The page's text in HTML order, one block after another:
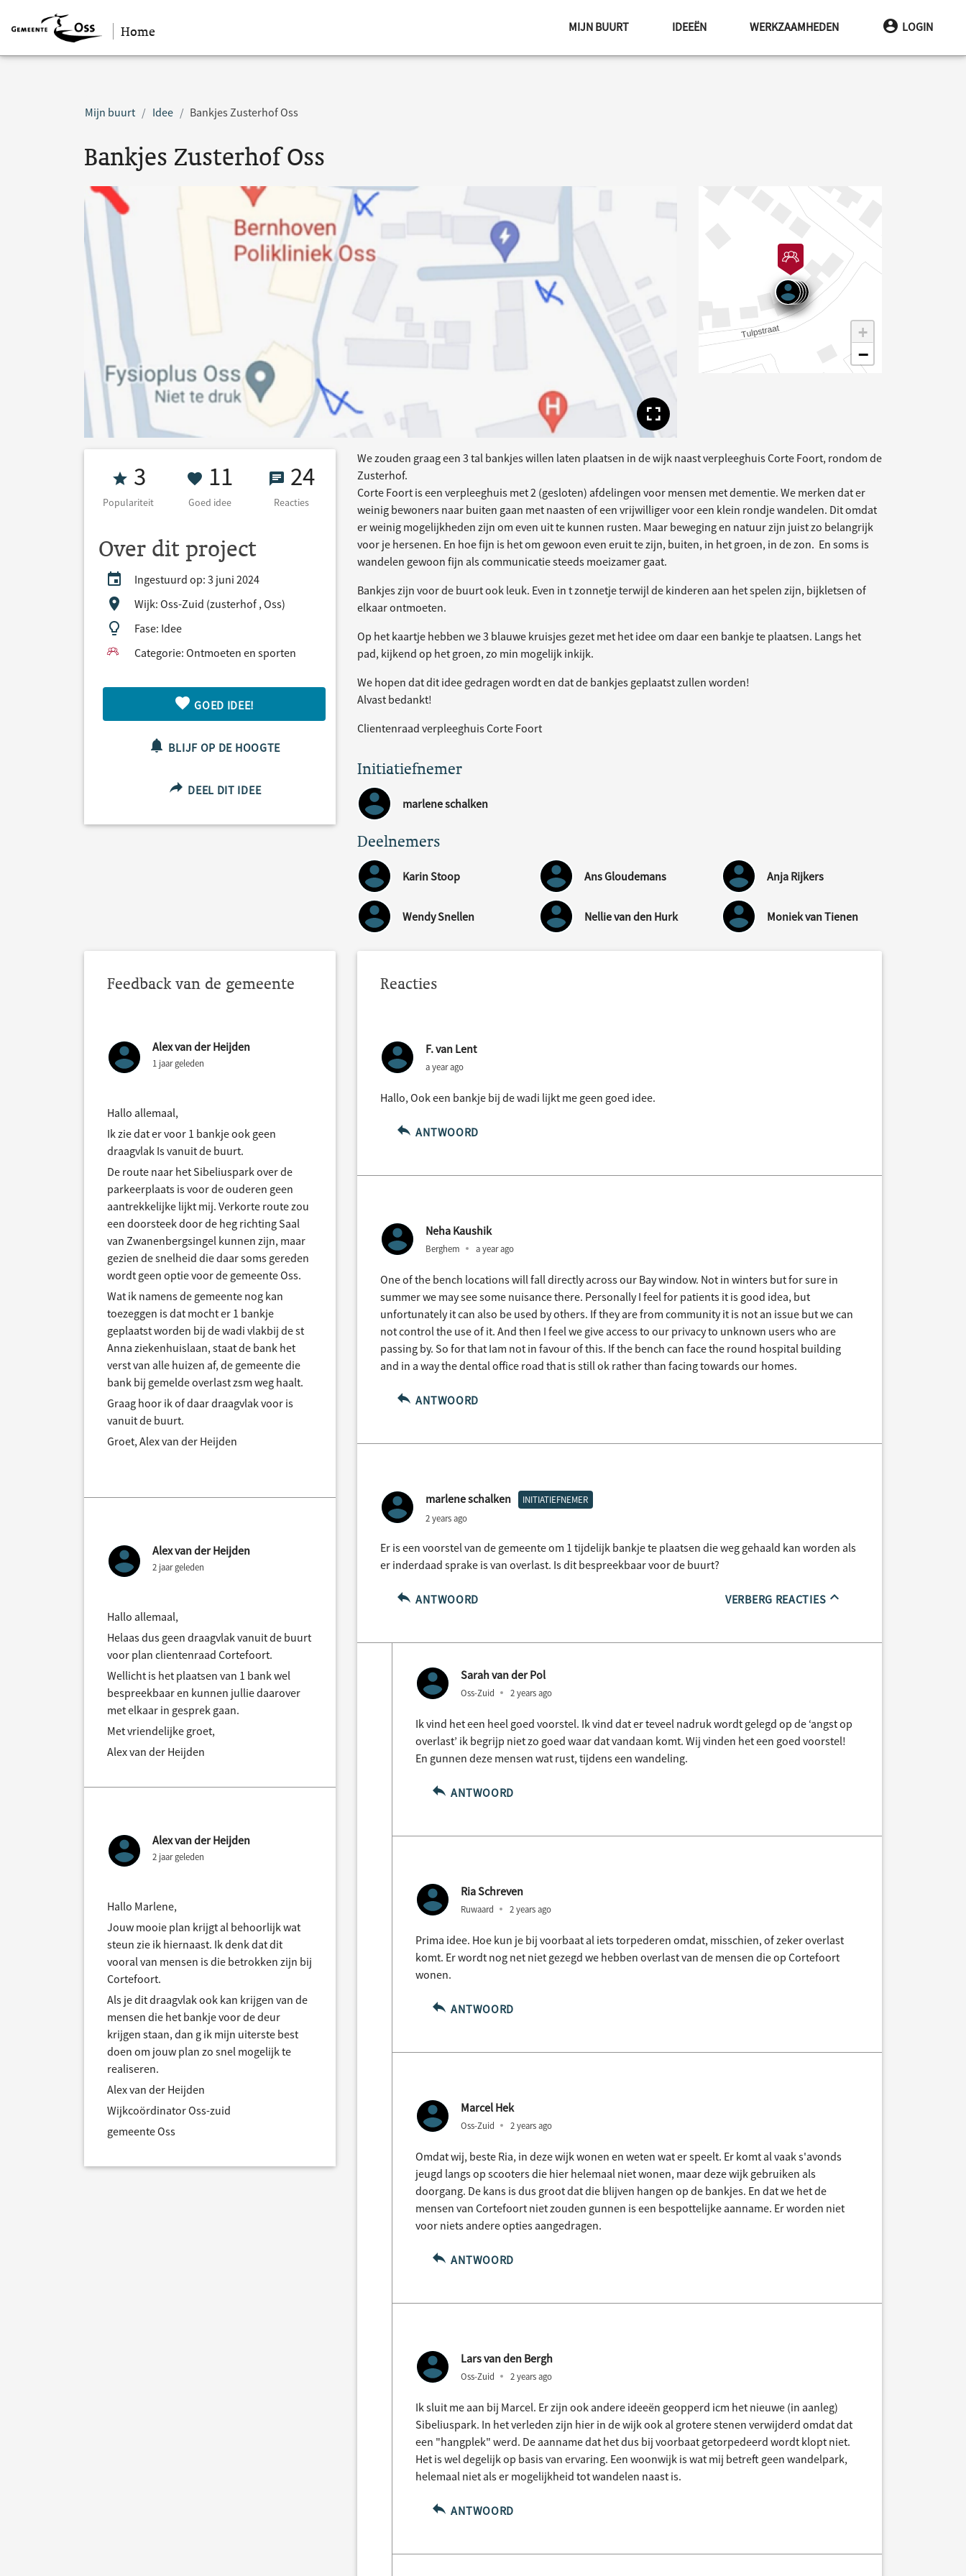
Sla navigatie over Home MIJN BUURT IDEEËN WERKZAAMHEDEN LOGIN
Mijn buurt Idee Bankjes Zusterhof Oss
Bankjes Zusterhof Oss
Toon volledige afbeelding
+
−
Populariteit 3
3
Populariteit
11 Goed idee
11
Goed idee
24 Reacties
24
Reacties
Over dit project
Ingestuurd op: 3 juni 2024
Wijk: Oss-Zuid (zusterhof , Oss)
Fase: Idee
Categorie: Ontmoeten en sporten
GOED IDEE!
BLIJF OP DE HOOGTE
DEEL DIT IDEE
We zouden graag een 3 tal bankjes willen laten plaatsen in de wijk naast verpleeghuis Corte Foort, rondom de
Zusterhof.
Corte Foort is een verpleeghuis met 2 (gesloten) afdelingen voor mensen met dementie. We merken dat er
weinig bewoners naar buiten gaan met naasten of een vrijwilliger voor een klein rondje wandelen. Dit omdat
er weinig mogelijkheden zijn om even uit te kunnen rusten. Maar beweging en natuur zijn juist zo belangrijk
voor je hersenen. En hoe fijn is het om gewoon even eruit te zijn, buiten, in het groen, in de zon. En soms is
wandelen gewoon fijn als communicatie steeds moeizamer gaat.
Bankjes zijn voor de buurt ook leuk. Even in t zonnetje terwijl de kinderen aan het spelen zijn, bijkletsen of
elkaar ontmoeten.
Op het kaartje hebben we 3 blauwe kruisjes gezet met het idee om daar een bankje te plaatsen. Langs het
pad, kijkend op het groen, zo min mogelijk inkijk.
We hopen dat dit idee gedragen wordt en dat de bankjes geplaatst zullen worden!
Alvast bedankt!
Clientenraad verpleeghuis Corte Foort
Initiatiefnemer
marlene schalken
Deelnemers
Karin Stoop Ans Gloudemans Anja Rijkers
Wendy Snellen Nellie van den Hurk Moniek van Tienen
Feedback van de gemeente
Alex van der Heijden
1 jaar geleden
Hallo allemaal,
Ik zie dat er voor 1 bankje ook geen
draagvlak Is vanuit de buurt.
De route naar het Sibeliuspark over de
parkeerplaats is voor de ouderen geen
aantrekkelijke lijkt mij. Verkorte route zou
een doorsteek door de heg richting Saal
van Zwanenbergsingel kunnen zijn, maar
gezien de snelheid die daar soms gereden
wordt geen optie voor de gemeente Oss.
Wat ik namens de gemeente nog kan
toezeggen is dat mocht er 1 bankje
geplaatst worden bij de wadi vlakbij de st
Anna ziekenhuislaan, staat de bank het
verst van alle huizen af, de gemeente die
bank bij gemelde overlast zsm weg haalt.
Graag hoor ik of daar draagvlak voor is
vanuit de buurt.
Groet, Alex van der Heijden
Alex van der Heijden
2 jaar geleden
Hallo allemaal,
Helaas dus geen draagvlak vanuit de buurt
voor plan clientenraad Cortefoort.
Wellicht is het plaatsen van 1 bank wel
bespreekbaar en kunnen jullie daarover
met elkaar in gesprek gaan.
Met vriendelijke groet,
Alex van der Heijden
Alex van der Heijden
2 jaar geleden
Hallo Marlene,
Jouw mooie plan krijgt al behoorlijk wat
steun zie ik hiernaast. Ik denk dat dit
vooral van mensen is die betrokken zijn bij
Cortefoort.
Als je dit draagvlak ook kan krijgen van de
mensen die het bankje voor de deur
krijgen staan, dan g ik mijn uiterste best
doen om jouw plan zo snel mogelijk te
realiseren.
Alex van der Heijden
Wijkcoördinator Oss-zuid
gemeente Oss
Reacties
F. van Lent
a year ago
Hallo, Ook een bankje bij de wadi lijkt me geen goed idee.
ANTWOORD
Neha Kaushik
Berghem a year ago
One of the bench locations will fall directly across our Bay window. Not in winters but for sure in
summer we may see some nuisance there. Personally I feel for patients it is good idea, but
unfortunately it can also be used by others. If they are from community it is not an issue but we can
not control the use of it. And then I feel we give access to our privacy to unknown users who are
passing by. So for that Iam not in favour of this. If the bench can face the round hospital building
and in a way the dental office road that is still ok rather than facing towards our homes.
ANTWOORD
marlene schalken INITIATIEFNEMER
2 years ago
Er is een voorstel van de gemeente om 1 tijdelijk bankje te plaatsen die weg gehaald kan worden als
er inderdaad sprake is van overlast. Is dit bespreekbaar voor de buurt?
ANTWOORD VERBERG REACTIES
Sarah van der Pol
Oss-Zuid 2 years ago
Ik vind het een heel goed voorstel. Ik vind dat er teveel nadruk wordt gelegd op de ‘angst op
overlast’ ik begrijp niet zo goed waar dat vandaan komt. Wij vinden het een goed voorstel!
En gunnen deze mensen wat rust, tijdens een wandeling.
ANTWOORD
Ria Schreven
Ruwaard 2 years ago
Prima idee. Hoe kun je bij voorbaat al iets torpederen omdat, misschien, of zeker overlast
komt. Er wordt nog net niet gezegd we hebben overlast van de mensen die op Cortefoort
wonen.
ANTWOORD
Marcel Hek
Oss-Zuid 2 years ago
Omdat wij, beste Ria, in deze wijk wonen en weten wat er speelt. Er komt al vaak s'avonds
jeugd langs op scooters die hier helemaal niet wonen, maar deze wijk gebruiken als
doorgang. De kans is dus groot dat die blijven hangen op de bankjes. En dat we het de
mensen van Cortefoort niet zouden gunnen is een bespottelijke aanname. Er worden niet
voor niets andere opties aangedragen.
ANTWOORD
Lars van den Bergh
Oss-Zuid 2 years ago
Ik sluit me aan bij Marcel. Er zijn ook andere ideeën geopperd icm het nieuwe (in aanleg)
Sibeliuspark. In het verleden zijn hier in de wijk ook al grotere stenen verwijderd omdat dat
een "hangplek" werd. De aanname dat het dus bij voorbaat getorpedeerd wordt klopt niet.
Het is wel degelijk op basis van ervaring. Een woonwijk is wat mij betreft geen wandelpark,
helemaal niet als er mogelijkheid tot wandelen naast is.
ANTWOORD